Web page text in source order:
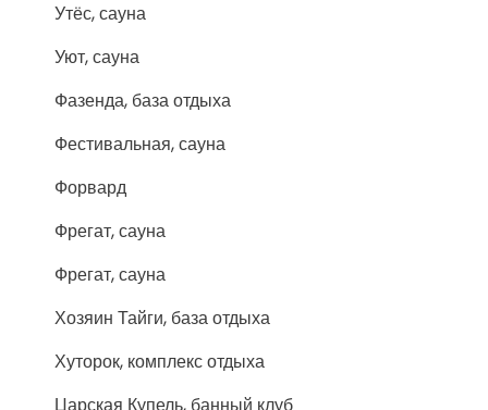
Утёс, сауна
Уют, сауна
Фазенда, база отдыха
Фестивальная, сауна
Форвард
Фрегат, сауна
Фрегат, сауна
Хозяин Тайги, база отдыха
Хуторок, комплекс отдыха